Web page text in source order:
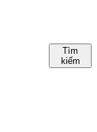
Tìm
kiếm